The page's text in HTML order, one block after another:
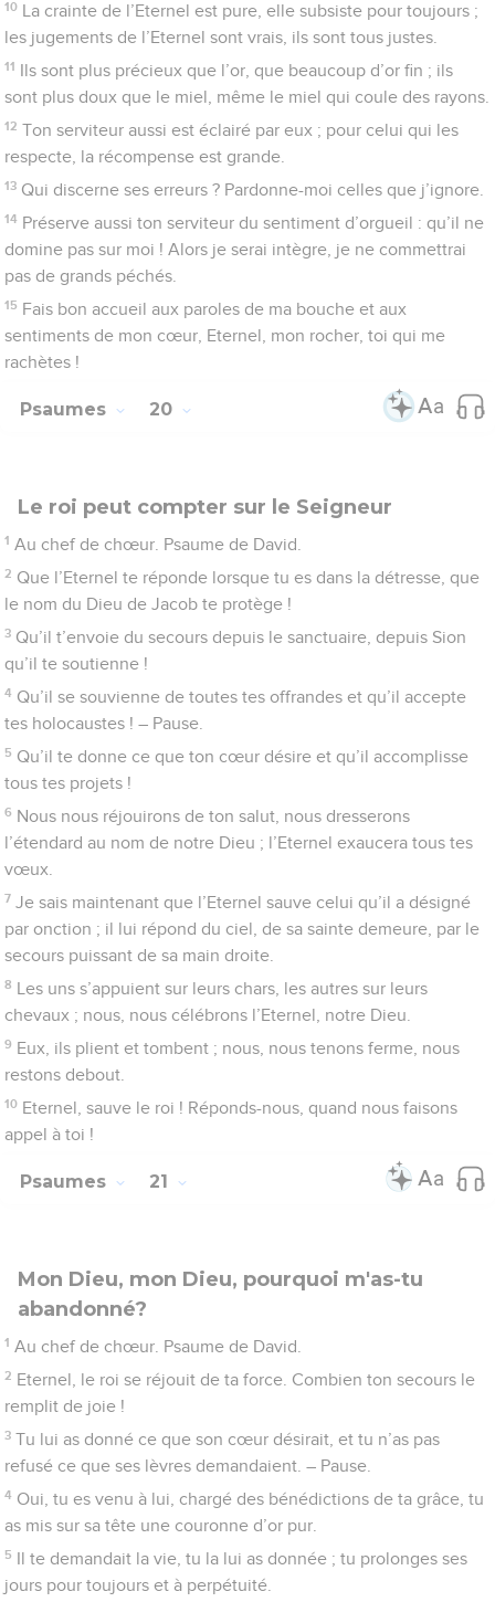
1 Au chef de chœur. Psaume de David.
2 Que l’Eternel te réponde lorsque tu es dans la détresse, que
le nom du Dieu de Jacob te protège !
3 Qu’il t’envoie du secours depuis le sanctuaire, depuis Sion
qu’il te soutienne !
4 Qu’il se souvienne de toutes tes offrandes et qu’il accepte
tes holocaustes ! – Pause.
5 Qu’il te donne ce que ton cœur désire et qu’il accomplisse
tous tes projets !
6 Nous nous réjouirons de ton salut, nous dresserons
l’étendard au nom de notre Dieu ; l’Eternel exaucera tous tes
vœux.
7 Je sais maintenant que l’Eternel sauve celui qu’il a désigné
par onction ; il lui répond du ciel, de sa sainte demeure, par le
Eux, ils plient et tombent ; nous, nous tenons ferme, nous
restons debout.
10 Eternel, sauve le roi ! Réponds-nous, quand nous faisons
appel à toi !
Mon Dieu, mon Dieu, pourquoi m'as-tu
abandonné?
1 Au chef de chœur. Psaume de David.
Eternel, le roi se réjouit de ta force. Combien ton secours le
remplit de joie !
3 Tu lui as donné ce que son cœur désirait, et tu n’as pas
refusé ce que ses lèvres demandaient. – Pause.
4
Oui, tu es venu à lui, chargé des bénédictions de ta grâce, tu
as mis sur sa tête une couronne d’or pur.
5
Il te demandait la vie, tu la lui as donnée ; tu prolonges ses
jours pour toujours et à perpétuité.
6
éclat et splendeur.
7 Tu fais de lui pour toujours une source de bénédictions, tu le
combles de joie par ta présence.
Ta main atteindra tous tes ennemis, ta main droite frappera
ceux qui te détestent.
montreras ; l’Eternel les engloutira dans sa colère, et le feu les
dévorera.
11 Tu feras disparaître leur lignée de la terre et leur
descendance du milieu des hommes.
12 Ils ont projeté du mal contre toi, ils ont formé des complots,
mais ils ne pourront rien faire,
13 car tu les mettras en fuite, avec ton arc tu tireras sur eux.
14
Lève-toi, Eternel, dans toute ta force ! Nous voulons chanter,
célébrer ta puissance.